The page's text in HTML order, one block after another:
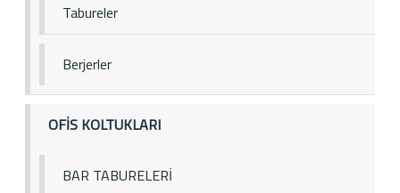
Tabureler
Berjerler
OFİS KOLTUKLARI
BAR TABURELERİ